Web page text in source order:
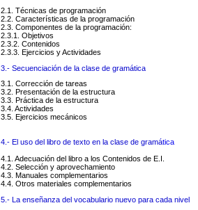
2.1. Técnicas de programación
2.2. Características de la programación
2.3. Componentes de la programación:
2.3.1. Objetivos
2.3.2. Contenidos
2.3.3. Ejercicios y Actividades
3.- Secuenciación de la clase de gramática
3.1. Corrección de tareas
3.2. Presentación de la estructura
3.3. Práctica de la estructura
3.4. Actividades
3.5. Ejercicios mecánicos
4.- El uso del libro de texto en la clase de gramática
4.1. Adecuación del libro a los Contenidos de E.I.
4.2. Selección y aprovechamiento
4.3. Manuales complementarios
4.4. Otros materiales complementarios
5.- La enseñanza del vocabulario nuevo para cada nivel